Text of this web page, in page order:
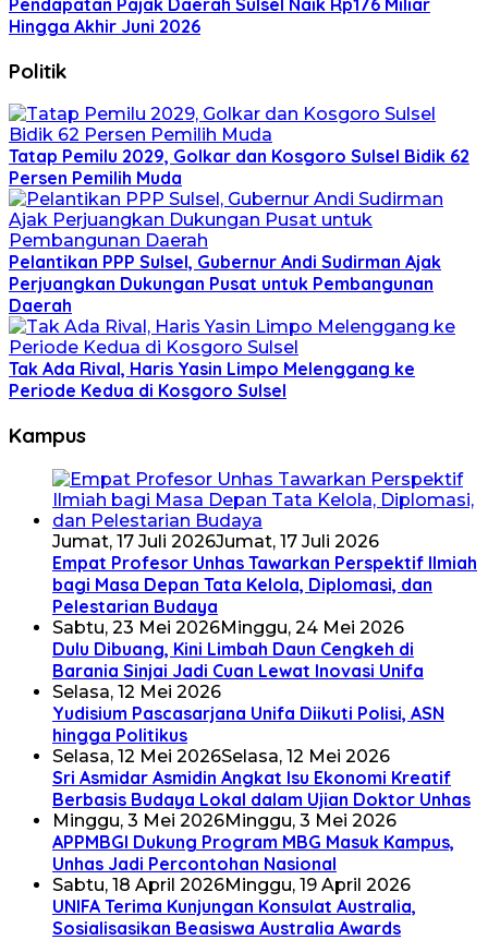
Hingga Akhir Juni 2026
Politik
Tatap Pemilu 2029, Golkar dan Kosgoro Sulsel Bidik 62
Persen Pemilih Muda
Pelantikan PPP Sulsel, Gubernur Andi Sudirman Ajak
Perjuangkan Dukungan Pusat untuk Pembangunan
Daerah
Tak Ada Rival, Haris Yasin Limpo Melenggang ke
Periode Kedua di Kosgoro Sulsel
Kampus
Jumat, 17 Juli 2026Jumat, 17 Juli 2026
Empat Profesor Unhas Tawarkan Perspektif Ilmiah
bagi Masa Depan Tata Kelola, Diplomasi, dan
Pelestarian Budaya
Sabtu, 23 Mei 2026Minggu, 24 Mei 2026
Dulu Dibuang, Kini Limbah Daun Cengkeh di
Barania Sinjai Jadi Cuan Lewat Inovasi Unifa
Selasa, 12 Mei 2026
Yudisium Pascasarjana Unifa Diikuti Polisi, ASN
hingga Politikus
Selasa, 12 Mei 2026Selasa, 12 Mei 2026
Sri Asmidar Asmidin Angkat Isu Ekonomi Kreatif
Berbasis Budaya Lokal dalam Ujian Doktor Unhas
Minggu, 3 Mei 2026Minggu, 3 Mei 2026
APPMBGI Dukung Program MBG Masuk Kampus,
Unhas Jadi Percontohan Nasional
Sabtu, 18 April 2026Minggu, 19 April 2026
UNIFA Terima Kunjungan Konsulat Australia,
Sosialisasikan Beasiswa Australia Awards